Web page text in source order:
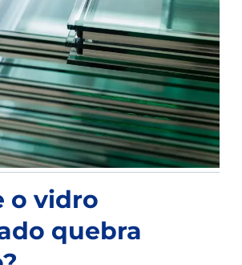
o vidro
quebra